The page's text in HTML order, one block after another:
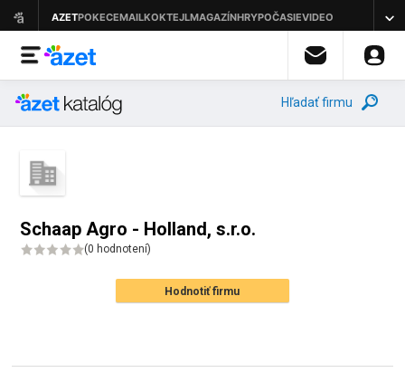
Hľadať firmu
Schaap Agro - Holland, s.r.o.
(0 hodnotení)
Hodnotiť firmu